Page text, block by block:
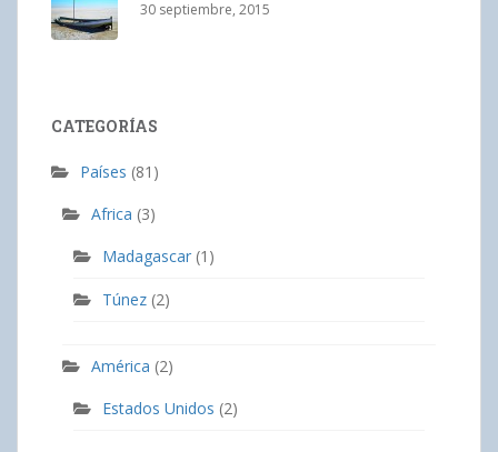
30 septiembre, 2015
CATEGORÍAS
Países (81)
Africa (3)
Madagascar (1)
Túnez (2)
América (2)
Estados Unidos (2)